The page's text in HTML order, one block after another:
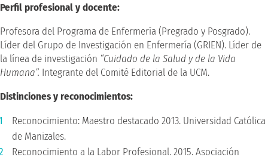
Perfil profesional y docente:
Profesora del Programa de Enfermería (Pregrado y Posgrado).
Líder del Grupo de Investigación en Enfermería (GRIEN). Líder de
la línea de investigación “Cuidado de la Salud y de la Vida
Humana”. Integrante del Comité Editorial de la UCM.
Distinciones y reconocimientos:
Reconocimiento: Maestro destacado 2013. Universidad Católica
de Manizales.
Reconocimiento a la Labor Profesional. 2015. Asociación